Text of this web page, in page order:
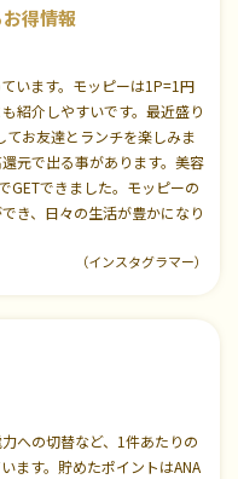
得情報
います。モッピーは1P=1円
紹介しやすいです。最近盛り
てお友達とランチを楽しみま
元で出る事があります。美容
GETできました。モッピーの
き、日々の生活が豊かになり
（インスタグラマー）
への切替など、1件あたりの
ます。貯めたポイントはANA